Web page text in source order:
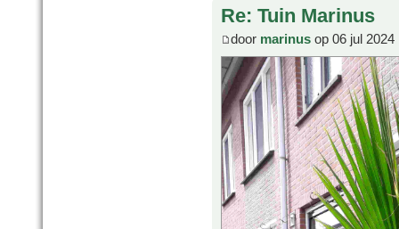
Re: Tuin Marinus
door marinus op 06 jul 2024